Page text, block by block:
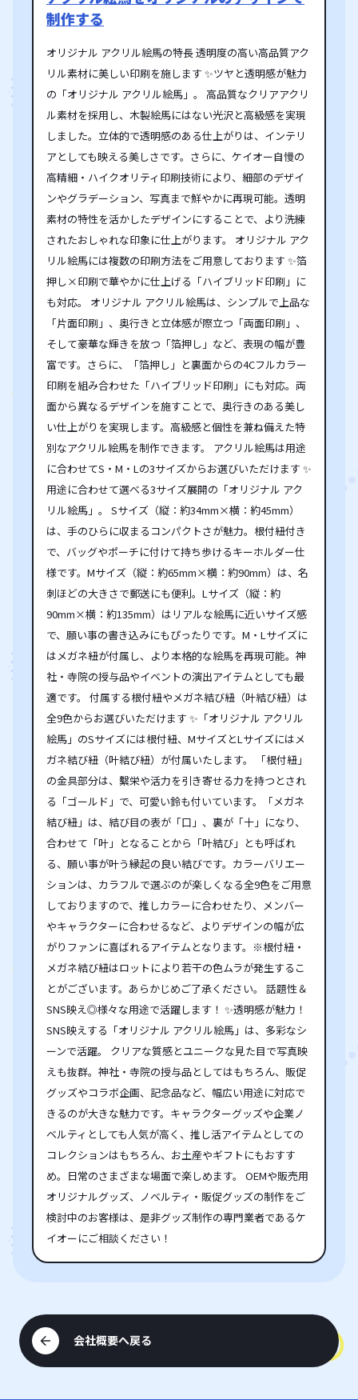
制作する
オリジナル アクリル絵馬の特長 透明度の高い高品質アク
リル素材に美しい印刷を施します ✨ツヤと透明感が魅力
の「オリジナル アクリル絵馬」。 高品質なクリアアクリ
ル素材を採用し、木製絵馬にはない光沢と高級感を実現
しました。立体的で透明感のある仕上がりは、インテリ
アとしても映える美しさです。さらに、ケイオー自慢の
高精細・ハイクオリティ印刷技術により、細部のデザイ
ンやグラデーション、写真まで鮮やかに再現可能。透明
素材の特性を活かしたデザインにすることで、より洗練
されたおしゃれな印象に仕上がります。 オリジナル アク
リル絵馬には複数の印刷方法をご用意しております ✨箔
押し×印刷で華やかに仕上げる「ハイブリッド印刷」に
も対応。 オリジナル アクリル絵馬は、シンプルで上品な
「片面印刷」、奥行きと立体感が際立つ「両面印刷」、
そして豪華な輝きを放つ「箔押し」など、表現の幅が豊
富です。さらに、「箔押し」と裏面からの4Cフルカラー
印刷を組み合わせた「ハイブリッド印刷」にも対応。両
面から異なるデザインを施すことで、奥行きのある美し
い仕上がりを実現します。高級感と個性を兼ね備えた特
別なアクリル絵馬を制作できます。 アクリル絵馬は用途
に合わせてS・M・Lの3サイズからお選びいただけます ✨
用途に合わせて選べる3サイズ展開の「オリジナル アク
リル絵馬」。 Sサイズ（縦：約34mm×横：約45mm）
は、手のひらに収まるコンパクトさが魅力。根付紐付き
で、バッグやポーチに付けて持ち歩けるキーホルダー仕
様です。Mサイズ（縦：約65mm×横：約90mm）は、名
刺ほどの大きさで郵送にも便利。Lサイズ（縦：約
90mm×横：約135mm）はリアルな絵馬に近いサイズ感
で、願い事の書き込みにもぴったりです。M・Lサイズに
はメガネ紐が付属し、より本格的な絵馬を再現可能。神
社・寺院の授与品やイベントの演出アイテムとしても最
適です。 付属する根付紐やメガネ結び紐（叶結び紐）は
全9色からお選びいただけます ✨「オリジナル アクリル
絵馬」のSサイズには根付紐、MサイズとLサイズにはメ
ガネ結び紐（叶結び紐）が付属いたします。 「根付紐」
の金具部分は、繫栄や活力を引き寄せる力を持つとされ
る「ゴールド」で、可愛い鈴も付いています。「メガネ
結び紐」は、結び目の表が「口」、裏が「十」になり、
合わせて「叶」となることから「叶結び」とも呼ばれ
る、願い事が叶う縁起の良い結びです。カラーバリエー
ションは、カラフルで選ぶのが楽しくなる全9色をご用意
しておりますので、推しカラーに合わせたり、メンバー
やキャラクターに合わせるなど、よりデザインの幅が広
がりファンに喜ばれるアイテムとなります。※根付紐・
メガネ結び紐はロットにより若干の色ムラが発生するこ
とがございます。あらかじめご了承ください。 話題性＆
SNS映え◎様々な用途で活躍します！ ✨透明感が魅力！
SNS映えする「オリジナル アクリル絵馬」は、多彩なシ
ーンで活躍。 クリアな質感とユニークな見た目で写真映
えも抜群。神社・寺院の授与品としてはもちろん、販促
グッズやコラボ企画、記念品など、幅広い用途に対応で
きるのが大きな魅力です。キャラクターグッズや企業ノ
ベルティとしても人気が高く、推し活アイテムとしての
コレクションはもちろん、お土産やギフトにもおすす
め。日常のさまざまな場面で楽しめます。 OEMや販売用
オリジナルグッズ、ノベルティ・販促グッズの制作をご
検討中のお客様は、是非グッズ制作の専門業者であるケ
イオーにご相談ください！
会社概要へ戻る